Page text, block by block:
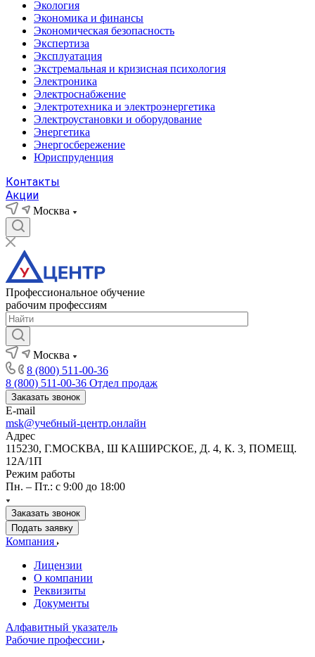
Экология
Экономика и финансы
Экономическая безопасность
Экспертиза
Эксплуатация
Экстремальная и кризисная психология
Электроника
Электроснабжение
Электротехника и электроэнергетика
Электроустановки и оборудование
Энергетика
Энергосбережение
Юриспруденция
Контакты
Акции
Москва
Профессиональное обучение
рабочим профессиям
Москва
8 (800) 511-00-36
8 (800) 511-00-36 Отдел продаж
Заказать звонок
E-mail
msk@учебный-центр.онлайн
Адрес
115230, Г.МОСКВА, Ш КАШИРСКОЕ, Д. 4, К. 3, ПОМЕЩ.
12А/1П
Режим работы
Пн. – Пт.: с 9:00 до 18:00
Заказать звонок
Подать заявку
Компания
Лицензии
О компании
Реквизиты
Документы
Алфавитный указатель
Рабочие профессии